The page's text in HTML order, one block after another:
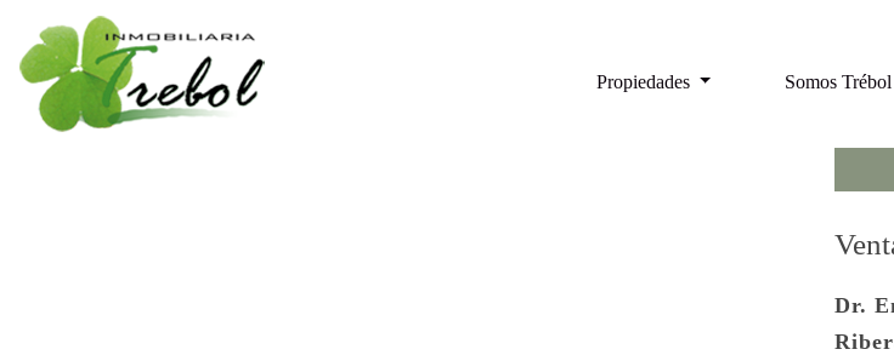
Propiedades Somos Trébol
Dr.